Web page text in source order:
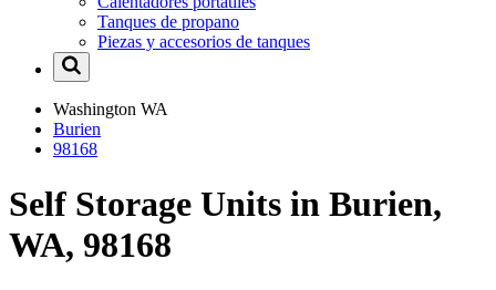
Tanques de propano
Piezas y accesorios de tanques
Washington WA
Burien
98168
Self Storage Units in Burien,
WA, 98168